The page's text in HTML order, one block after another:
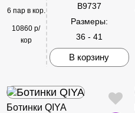
6 пар в кор.
10860 р/
кор
B9737
Размеры:
36 - 41
В корзину
Ботинки QIYA